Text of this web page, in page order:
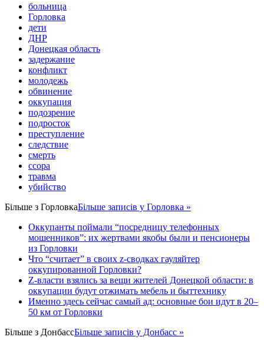
больница
Горловка
дети
ДНР
Донецкая область
задержание
конфликт
молодежь
обвинение
оккупация
подозрение
подросток
преступление
следствие
смерть
ссора
травма
убийство
Більше з ГорловкаБільше записів у Горловка »
Оккупанты поймали “посредницу телефонных
мошенников”: их жертвами якобы были и пенсионеры
из Горловки
Что “считает” в своих z-сводках гауляйтер
оккупированной Горловки?
Z-власти взялись за вещи жителей Донецкой области: в
оккупации будут отжимать мебель и быттехнику
Именно здесь сейчас самый ад: основные бои идут в 20–
50 км от Горловки
Більше з ДонбассБільше записів у Донбасс »